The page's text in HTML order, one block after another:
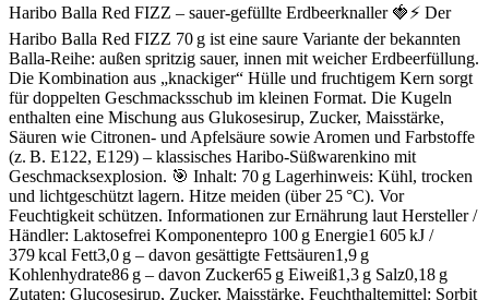
Haribo Balla Red FIZZ – sauer‑gefüllte Erdbeerknaller 🍓⚡ Der
Haribo Balla Red FIZZ 70 g ist eine saure Variante der bekannten
Balla-Reihe: außen spritzig sauer, innen mit weicher Erdbeerfüllung.
Die Kombination aus „knackiger“ Hülle und fruchtigem Kern sorgt
für doppelten Geschmacksschub im kleinen Format. Die Kugeln
enthalten eine Mischung aus Glukosesirup, Zucker, Maisstärke,
Säuren wie Citronen- und Apfelsäure sowie Aromen und Farbstoffe
(z. B. E122, E129) – klassisches Haribo‑Süßwarenkino mit
Geschmacksexplosion. 🎯 Inhalt: 70 g Lagerhinweis: Kühl, trocken
und lichtgeschützt lagern. Hitze meiden (über 25 °C). Vor
Feuchtigkeit schützen. Informationen zur Ernährung laut Hersteller /
Händler: Laktosefrei Komponentepro 100 g Energie1 605 kJ /
379 kcal Fett3,0 g – davon gesättigte Fettsäuren1,9 g
Kohlenhydrate86 g – davon Zucker65 g Eiweiß1,3 g Salz0,18 g
Zutaten: Glucosesirup, Zucker, Maisstärke, Feuchthaltemittel: Sorbit